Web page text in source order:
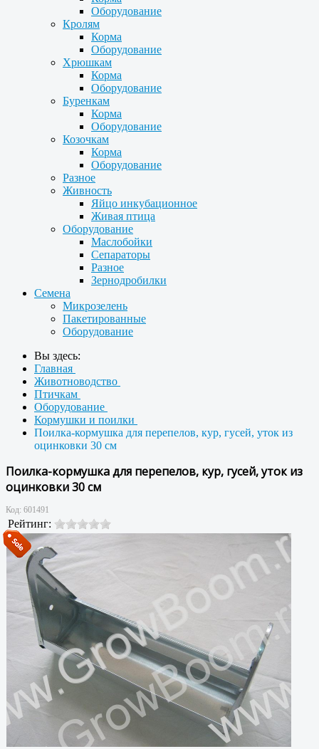
Оборудование
Кролям
Корма
Оборудование
Хрюшкам
Корма
Оборудование
Буренкам
Корма
Оборудование
Козочкам
Корма
Оборудование
Разное
Живность
Яйцо инкубационное
Живая птица
Оборудование
Маслобойки
Сепараторы
Разное
Зернодробилки
Семена
Микрозелень
Пакетированные
Оборудование
Вы здесь:
Главная
Животноводство
Птичкам
Оборудование
Кормушки и поилки
Поилка-кормушка для перепелов, кур, гусей, уток из
оцинковки 30 см
Поилка-кормушка для перепелов, кур, гусей, уток из
оцинковки 30 см
Код: 601491
Рейтинг: